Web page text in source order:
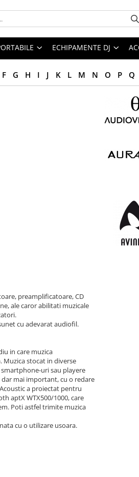
ECHIPAMENTE DJ
F G H I J K L M N O P Q
preamplificatoare, CD
ale caror abilitati muzicale
cu adevarat audiofil.
in care muzica
Muzica stocat in diverse
uri sau playere
mai important, cu o redare
a proiectat pentru
aptX WTX500/1000, care
Poti astfel trimite muzica
cu o utilizare usoara.